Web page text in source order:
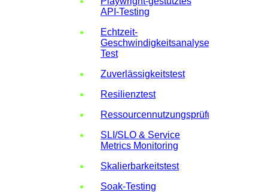
API-Testing
Echtzeit-
Geschwindigkeitsanalysen-
Test
Zuverlässigkeitstest
Resilienztest
Ressourcennutzungsprüfung
SLI/SLO & Service
Metrics Monitoring
Skalierbarkeitstest
Soak-Testing